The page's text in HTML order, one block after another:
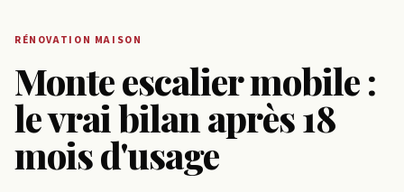
RÉNOVATION MAISON
Monte escalier mobile :
le vrai bilan après 18
mois d'usage